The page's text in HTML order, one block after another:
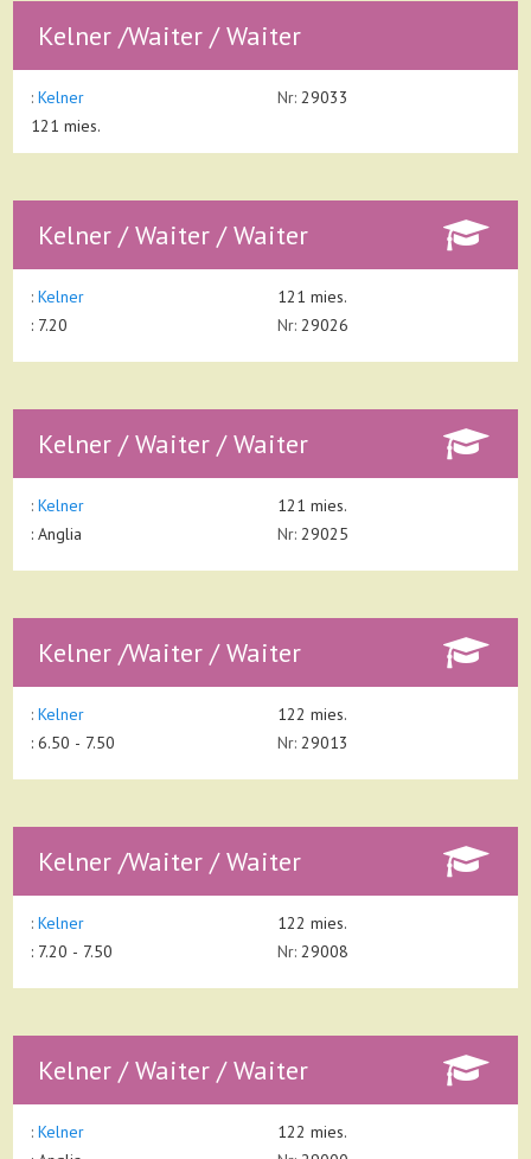
Kelner /Waiter / Waiter
:Kelner
121 mies.
Nr: 29033
Kelner / Waiter / Waiter
:Kelner
: 7.20
121 mies.
Nr: 29026
Kelner / Waiter / Waiter
:Kelner
:Anglia
121 mies.
Nr: 29025
Kelner /Waiter / Waiter
:Kelner
: 6.50 - 7.50
122 mies.
Nr: 29013
Kelner /Waiter / Waiter
:Kelner
: 7.20 - 7.50
122 mies.
Nr: 29008
Kelner / Waiter / Waiter
:Kelner
122 mies.